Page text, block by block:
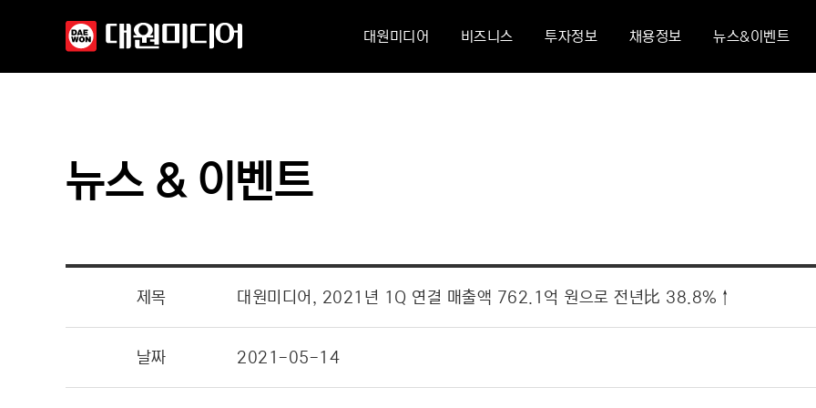
대원미디어 비즈니스 투자정보 채용정보 뉴스&이벤트
뉴스 & 이벤트
제목 대원미디어, 2021년 1Q 연결 매출액 762.1억 원으로 전년比 38.8%↑
날짜 2021-05-14